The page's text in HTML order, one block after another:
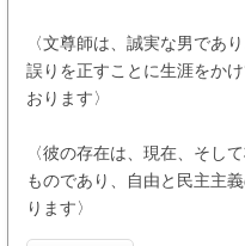
〈文尊師は、誠実な男であ
誤りを正すことに生涯をか
おります〉
〈彼の存在は、現在、そし
ものであり、自由と民主主
ります〉